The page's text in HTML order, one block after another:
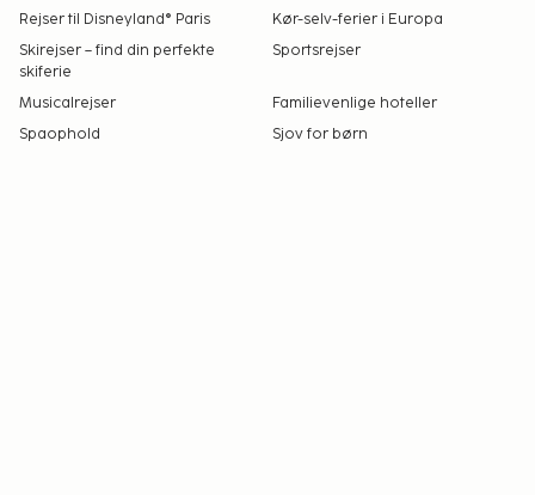
Rejser til Disneyland® Paris
Kør-selv-ferier i Europa
Skirejser – find din perfekte
skiferie
Sportsrejser
Musicalrejser
Familievenlige hoteller
Spaophold
Sjov for børn